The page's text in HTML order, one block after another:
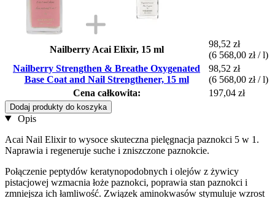
Nailberry Acai Elixir, 15 ml
98,52 zł
(6 568,00 zł / l)
Nailberry Strengthen & Breathe Oxygenated
Base Coat and Nail Strengthener, 15 ml
98,52 zł
(6 568,00 zł / l)
Cena całkowita:
197,04 zł
Dodaj produkty do koszyka
Opis
Acai Nail Elixir to wysoce skuteczna pielęgnacja paznokci 5 w 1.
Naprawia i regeneruje suche i zniszczone paznokcie.
Połączenie peptydów keratynopodobnych i olejów z żywicy
pistacjowej wzmacnia łoże paznokci, poprawia stan paznokci i
zmniejsza ich łamliwość. Związek aminokwasów stymuluje wzrost